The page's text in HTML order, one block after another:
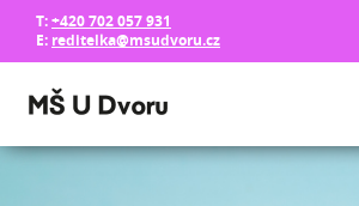
T:+420 702 057 931
E: reditelka@msudvoru.cz